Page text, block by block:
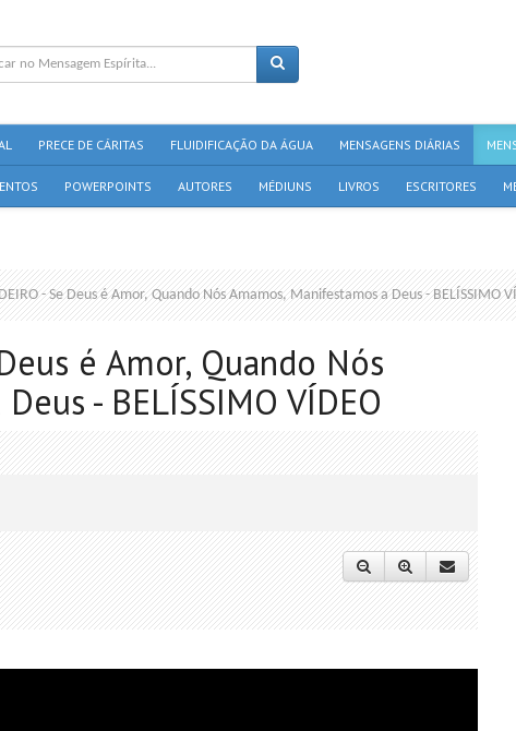
PRECE DE CÁRITAS FLUIDIFICAÇÃO DA ÁGUA MENSAGENS DIÁRIAS
POWERPOINTS AUTORES MÉDIUNS LIVROS ESCRITORES
- Se Deus é Amor, Quando Nós Amamos, Manifestamos a Deus - BELÍSSIMO
é Amor, Quando Nós
- BELÍSSIMO VÍDEO